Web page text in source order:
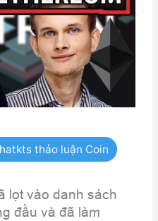
thảo luận Coin
lọt vào danh sách
đầu và đã làm